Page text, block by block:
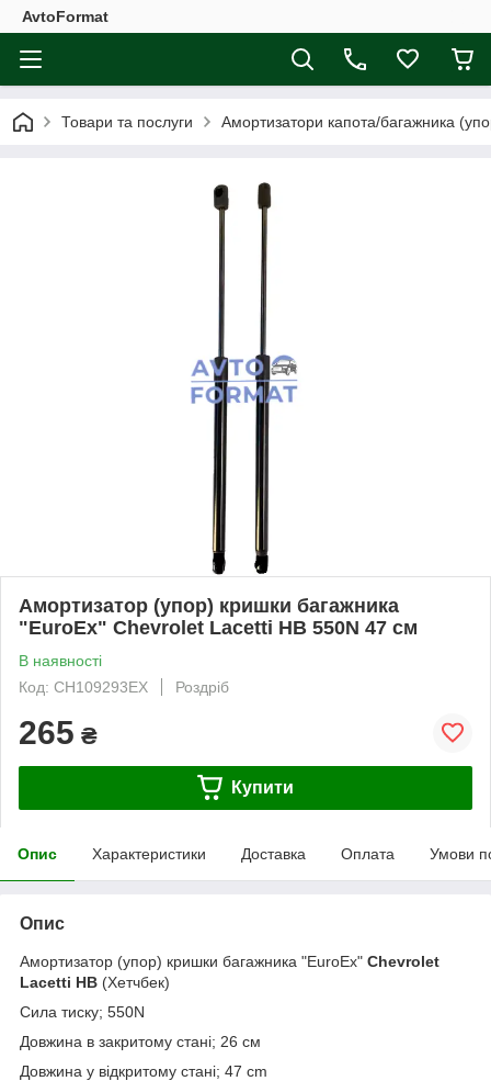
AvtoFormat
Товари та послуги Амортизатори капота/багажника
Амортизатор (упор) кришки багажника
"EuroEx" Chevrolet Lacetti HB 550N 47 см
В наявності
Код: CH109293EX
Роздріб
265 ₴
Купити
Опис Характеристики Доставка Оплата Умови
Опис
Амортизатор (упор) кришки багажника "EuroEx" Chevrolet
Lacetti HB (Хетчбек)
Сила тиску; 550N
Довжина в закритому стані; 26 см
Довжина у відкритому стані; 47 сm